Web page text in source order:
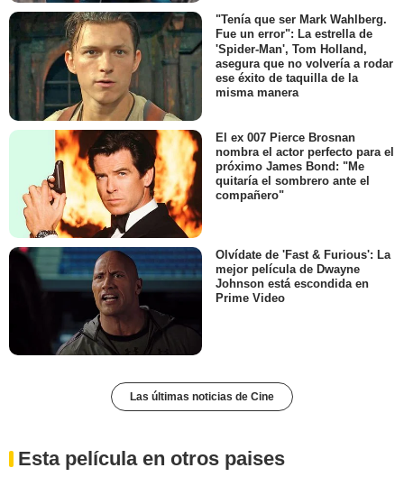
"Tenía que ser Mark Wahlberg.
Fue un error": La estrella de
'Spider-Man', Tom Holland,
asegura que no volvería a rodar
ese éxito de taquilla de la
misma manera
El ex 007 Pierce Brosnan
nombra el actor perfecto para el
próximo James Bond: "Me
quitaría el sombrero ante el
compañero"
Olvídate de 'Fast & Furious': La
mejor película de Dwayne
Johnson está escondida en
Prime Video
Las últimas noticias de Cine
Esta película en otros paises